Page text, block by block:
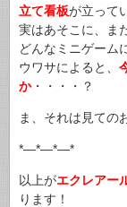
立て看板が立って
実はあそこに、ま
どんなミニゲーム
ウワサによると、
か・・・・？
ま、それは見ての
*—*—*—*
以上がエクレアー
ります！